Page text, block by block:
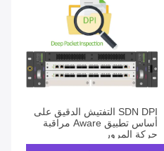
SDN DPI التفتيش الدقيق على
أساس تطبيق Aware مراقبة
حركة المرور